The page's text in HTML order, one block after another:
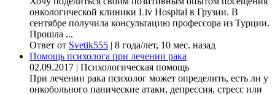
онкологической клиники Liv Hospital в Грузии. В
сентябре получила консультацию профессора из Турции.
Прошла ...
Ответ от Svetik555 | 8 года/лет, 10 мес. назад
Помощь психолога при лечении рака
02.09.2017 | Психологическая помощь
При лечении рака психолог может определить, есть ли у
онкобольного панические атаки, депрессия, стресс или